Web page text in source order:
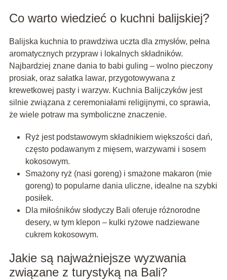
Co warto wiedzieć o kuchni balijskiej?
Balijska kuchnia to prawdziwa uczta dla zmysłów, pełna
aromatycznych przypraw i lokalnych składników.
Najbardziej znane dania to babi guling – wolno pieczony
prosiak, oraz sałatka lawar, przygotowywana z
krewetkowej pasty i warzyw. Kuchnia Balijczyków jest
silnie związana z ceremoniałami religijnymi, co sprawia,
że wiele potraw ma symboliczne znaczenie.
Ryż jest podstawowym składnikiem większości dań,
często podawanym z mięsem, warzywami i sosem
kokosowym.
Smażony ryż (nasi goreng) i smażone makaron (mie
goreng) to popularne dania uliczne, idealne na szybki
posiłek.
Dla miłośników słodyczy Bali oferuje różnorodne
desery, w tym klepon – kulki ryżowe nadziewane
cukrem kokosowym.
Jakie są najważniejsze wyzwania
związane z turystyką na Bali?